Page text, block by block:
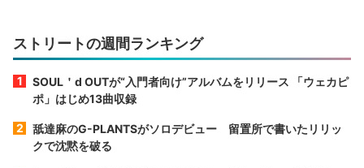
ストリートの週間ランキング
SOUL＇d OUTが“入門者向け”アルバムをリリース 「ウェカピ
ポ」はじめ13曲収録
舐達麻のG-PLANTSがソロデビュー 留置所で書いたリリッ
クで沈黙を破る